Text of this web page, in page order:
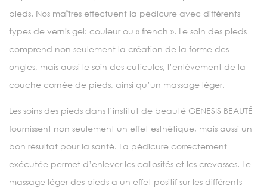
pieds. Nos maîtres effectuent la pédicure avec différents
types de vernis gel: couleur ou « french ». Le soin des pieds
comprend non seulement la création de la forme des
ongles, mais aussi le soin des cuticules, l’enlèvement de la
couche cornée de pieds, ainsi qu’un massage léger.
Les soins des pieds dans l’institut de beauté GENESIS BEAUTÉ
fournissent non seulement un effet esthétique, mais aussi un
bon résultat pour la santé. La pédicure correctement
exécutée permet d’enlever les callosités et les crevasses. Le
massage léger des pieds a un effet positif sur les différents